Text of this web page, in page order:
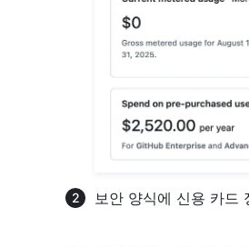
보안 양식에 신용 카드